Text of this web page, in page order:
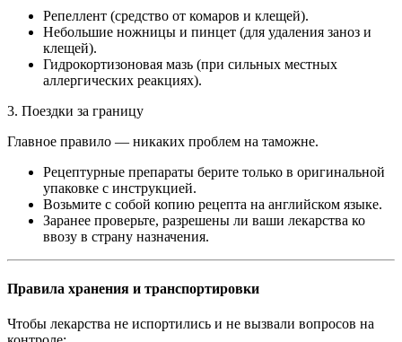
Репеллент (средство от комаров и клещей).
Небольшие ножницы и пинцет (для удаления заноз и
клещей).
Гидрокортизоновая мазь (при сильных местных
аллергических реакциях).
3. Поездки за границу
Главное правило — никаких проблем на таможне.
Рецептурные препараты берите только в оригинальной
упаковке с инструкцией.
Возьмите с собой копию рецепта на английском языке.
Заранее проверьте, разрешены ли ваши лекарства ко
ввозу в страну назначения.
Правила хранения и транспортировки
Чтобы лекарства не испортились и не вызвали вопросов на